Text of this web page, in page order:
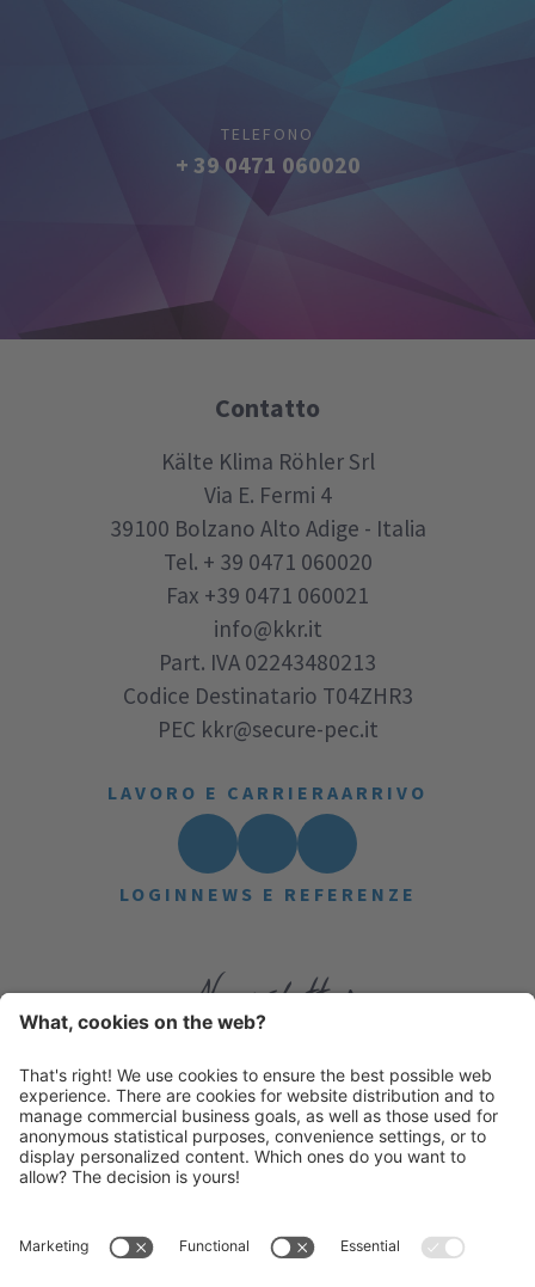
TELEFONO
+ 39 0471 060020
Contatto
Kälte Klima Röhler Srl
Via E. Fermi 4
39100 Bolzano Alto Adige - Italia
Tel. + 39 0471 060020
Fax +39 0471 060021
info@kkr.it
Part. IVA 02243480213
Codice Destinatario T04ZHR3
PEC kkr@secure-pec.it
LAVORO E CARRIERAARRIVO
LOGIN NEWS E REFERENZE
Newsletter
Privacy(Info)